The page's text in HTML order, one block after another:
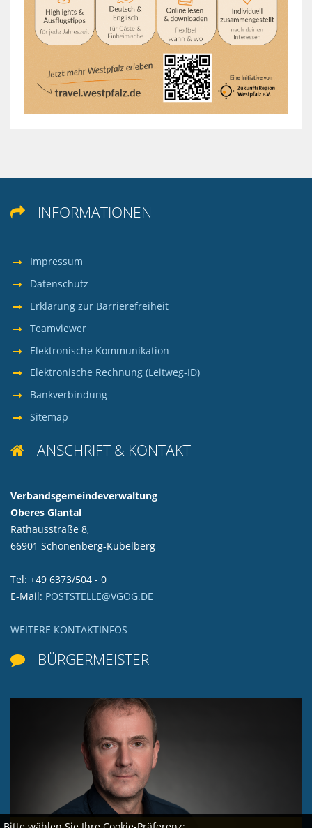
 INFORMATIONEN
Impressum
Datenschutz
Erklärung zur Barrierefreiheit
Teamviewer
Elektronische Kommunikation
Elektronische Rechnung (Leitweg-ID)
Bankverbindung
Sitemap
 ANSCHRIFT & KONTAKT
Verbandsgemeindeverwaltung
Oberes Glantal
Rathausstraße 8,
66901 Schönenberg-Kübelberg
Tel: +49 6373/504 - 0
E-Mail: POSTSTELLE@VGOG.DE
WEITERE KONTAKTINFOS
 BÜRGERMEISTER